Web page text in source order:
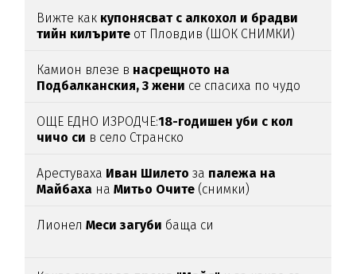
Вижте как купонясват с алкохол и брадви
тийн килърите от Пловдив (ШОК СНИМКИ)
Камион влезе в насрещното на
Подбалканския, 3 жени се спасиха по чудо
ОЩЕ ЕДНО ИЗРОДЧЕ:18-годишен уби с кол
чичо си в село Странско
Арестуваха Иван Шилетоза палежа на
Майбаха наМитьо Очите (снимки)
Лионел Меси загуби баща си